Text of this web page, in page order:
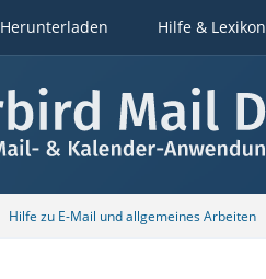
Herunterladen Hilfe & Lexikon
Hilfe zu E-Mail und allgemeines Arbeiten